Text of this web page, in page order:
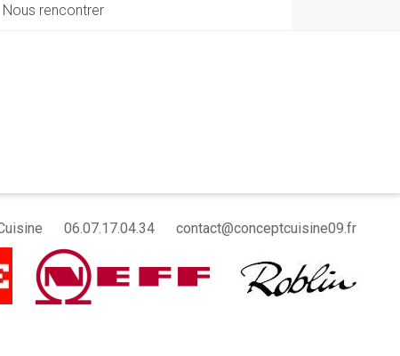
Nous rencontrer
06.07.17.04.34 contact@conceptcuisine09.fr